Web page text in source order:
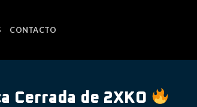
CONTACTO
Cerrada de 2XKO